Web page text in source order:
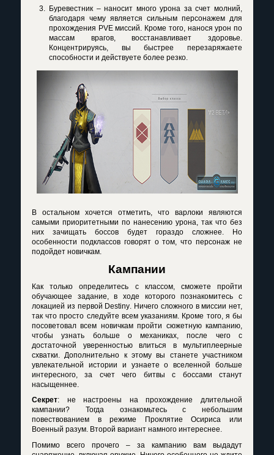
Буревестник – наносит много урона за счет молний,
благодаря чему является сильным персонажем для
прохождения PVE миссий. Кроме того, нанося урон по
массам врагов, восстанавливает здоровье.
Концентрируясь, вы быстрее перезаряжаете
способности и действуете более резко.
В остальном хочется отметить, что варлоки являются
самыми приоритетными по нанесению урона, так что без
них зачищать боссов будет гораздо сложнее. Но
особенности подклассов говорят о том, что персонаж не
подойдет новичкам.
Кампании
Как только определитесь с классом, сможете пройти
обучающее задание, в ходе которого познакомитесь с
локацией из первой Destiny . Ничего сложного в миссии нет,
так что просто следуйте всем указаниям. Кроме того, я бы
посоветовал всем новичкам пройти сюжетную кампанию,
чтобы узнать больше о механиках, после чего с
достаточной уверенностью влиться в мультиплеерные
схватки. Дополнительно к этому вы станете участником
увлекательной истории и узнаете о вселенной больше
интересного, за счет чего битвы с боссами станут
насыщеннее.
Секрет: не настроены на прохождение длительной
кампании? Тогда ознакомьтесь с небольшим
повествованием в режиме Проклятие Осириса или
Военный разум. Второй вариант намного интереснее.
Помимо всего прочего – за кампанию вам выдадут